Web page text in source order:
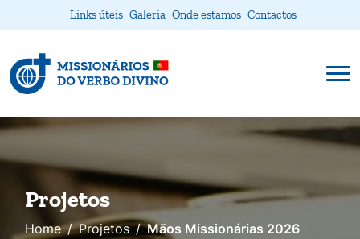
Links úteis Galeria Onde estamos Contactos
Projetos
Home Projetos Mãos Missionárias 2026